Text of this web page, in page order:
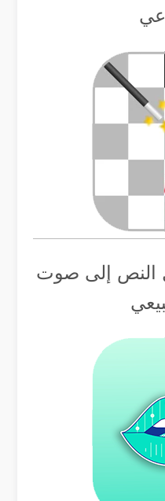
النص إلى صوت